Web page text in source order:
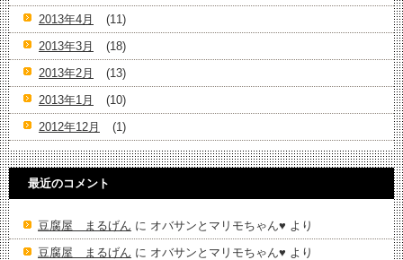
2013年4月
(11)
2013年3月
(18)
2013年2月
(13)
2013年1月
(10)
2012年12月
(1)
最近のコメント
豆腐屋 まるげん に オバサンとマリモちゃん♥️ より
豆腐屋 まるげん に オバサンとマリモちゃん♥️ より